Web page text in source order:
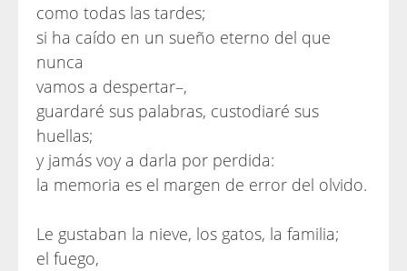
como todas las tardes;
si ha caído en un sueño eterno del que
nunca
vamos a despertar–,
guardaré sus palabras, custodiaré sus
huellas;
y jamás voy a darla por perdida:
la memoria es el margen de error del olvido.
Le gustaban la nieve, los gatos, la familia;
el fuego,